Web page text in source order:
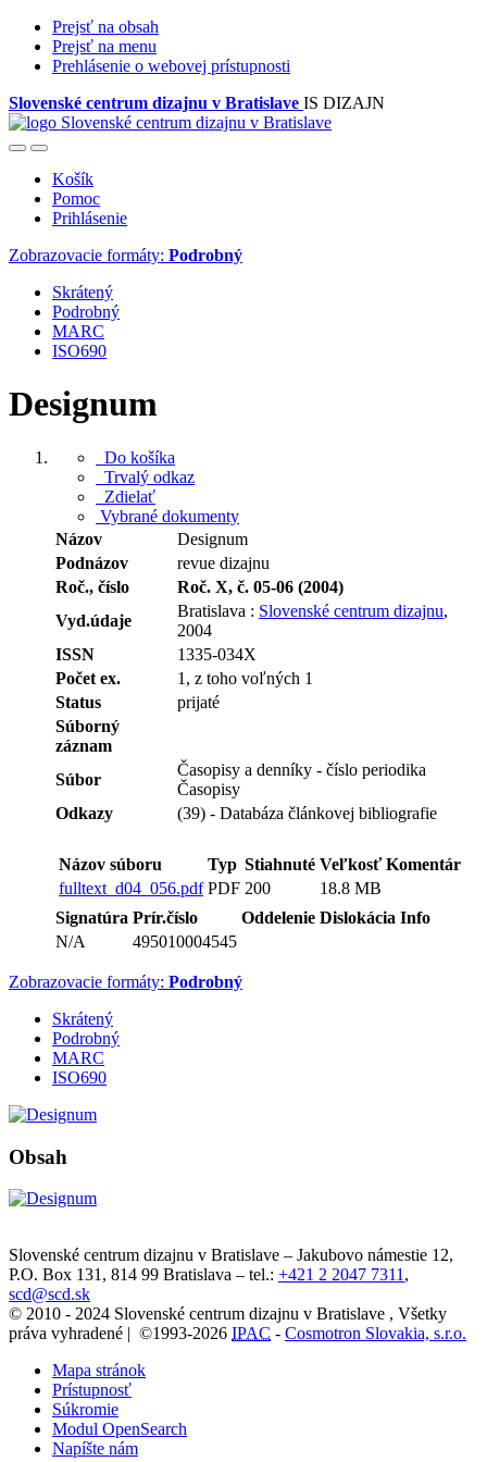
Prejsť na obsah
Prejsť na menu
Prehlásenie o webovej prístupnosti
Slovenské centrum dizajnu v Bratislave IS DIZAJN
Košík
Pomoc
Prihlásenie
Zobrazovacie formáty: Podrobný
Skrátený
Podrobný
MARC
ISO690
Designum
Do košíka
Trvalý odkaz
Zdielať
Vybrané dokumenty
Názov
Designum
Podnázov
revue dizajnu
Roč., číslo
Roč. X, č. 05-06 (2004)
Vyd.údaje
Bratislava : Slovenské centrum dizajnu,
2004
ISSN
1335-034X
Počet ex.
1, z toho voľných 1
Status
prijaté
Súborný
záznam
Súbor
Časopisy a denníky - číslo periodika
Časopisy
Odkazy
(39) - Databáza článkovej bibliografie
Názov súboru Typ Stiahnuté Veľkosť Komentár
fulltext_d04_056.pdf PDF 200
18.8 MB
Signatúra Prír.číslo Oddelenie Dislokácia Info
N/A
495010004545
Zobrazovacie formáty: Podrobný
Skrátený
Podrobný
MARC
ISO690
Obsah
Slovenské centrum dizajnu v Bratislave – Jakubovo námestie 12,
P.O. Box 131, 814 99 Bratislava – tel.: +421 2 2047 7311 ,
scd@scd.sk
© 2010 - 2024 Slovenské centrum dizajnu v Bratislave , Všetky
práva vyhradené | ©1993-2026 IPAC - Cosmotron Slovakia, s.r.o.
Mapa stránok
Prístupnosť
Súkromie
Modul OpenSearch
Napíšte nám